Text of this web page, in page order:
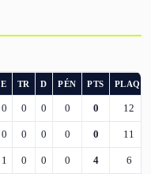
E TR D PÉN PTS PLAQ.
0 0 0 0 0 12
0 0 0 0 0 11
1 0 0 0 4 6